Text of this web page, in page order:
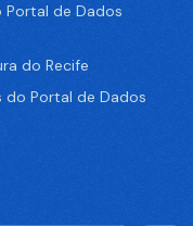
Portal de Dados
do Recife
do Portal de Dados